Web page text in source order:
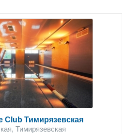
Club Тимирязевская
Тимирязевская